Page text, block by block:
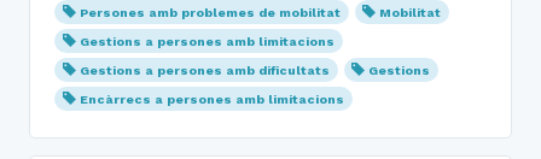
Persones amb problemes de mobilitat
Mobilitat
Gestions a persones amb limitacions
Gestions a persones amb dificultats
Gestions
Encàrrecs a persones amb limitacions